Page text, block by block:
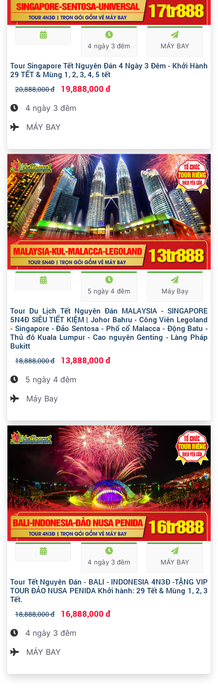
4 ngày 3 đêm MÁY BAY
Tour Singapore Tết Nguyên Đán 4 Ngày 3 Đêm - Khởi Hành
29 TẾT & Mùng 1, 2, 3, 4, 5 tết
20,888,000 đ 19,888,000 đ
4 ngày 3 đêm
MÁY BAY
5 ngày 4 đêm Máy Bay
Tour Du Lịch Tết Nguyên Đán MALAYSIA - SINGAPORE
5N4Đ SIÊU TIẾT KIỆM | Johor Bahru - Công Viên Legoland
- Singapore - Đảo Sentosa - Phố cổ Malacca - Động Batu -
Thủ đô Kuala Lumpur - Cao nguyên Genting - Làng Pháp
Bukitt
18,888,000 đ 13,888,000 đ
5 ngày 4 đêm
Máy Bay
4 ngày 3 đêm MÁY BAY
Tour Tết Nguyên Đán - BALI - INDONESIA 4N3Đ -TẶNG VIP
TOUR ĐẢO NUSA PENIDA Khởi hành: 29 Tết & Mùng 1, 2, 3
Tết.
18,888,000 đ 16,888,000 đ
4 ngày 3 đêm
MÁY BAY